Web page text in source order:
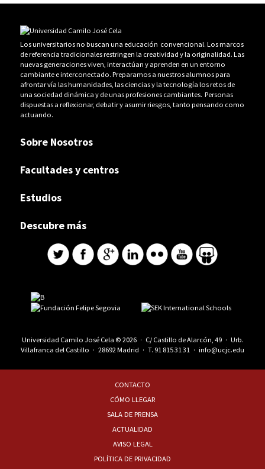
Los universitarios no buscan una educación convencional. Los marcos
de referencia tradicionales restringen la creatividad y la originalidad. Las
nuevas generaciones viven, interactúan y aprenden en un entorno
cambiante e interconectado. Preparamos a nuestros alumnos para
afrontar vía las humanidades, las ciencias y la tecnología los retos de
una sociedad dinámica y de unas profesiones cambiantes. Personas
dispuestas a reflexionar, debatir y asumir riesgos, tanto pensando como
actuando.
Sobre Nosotros
Facultades y centros
Estudios
Descubre más
Universidad Camilo José Cela © 2026 · C/ Castillo de Alarcón, 49 · Urb.
Villafranca del Castillo · 28692 Madrid · T. 91 815 31 31 · info@ucjc.edu
CONTACTO
CÓMO LLEGAR
SALA DE PRENSA
ACTUALIDAD
AVISO LEGAL
POLÍTICA DE PRIVACIDAD